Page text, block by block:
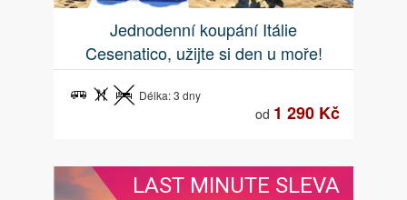
Jednodenní koupání Itálie
Cesenatico, užijte si den u moře!
Délka: 3 dny
od 1 290 Kč
LAST MINUTE SLEVA